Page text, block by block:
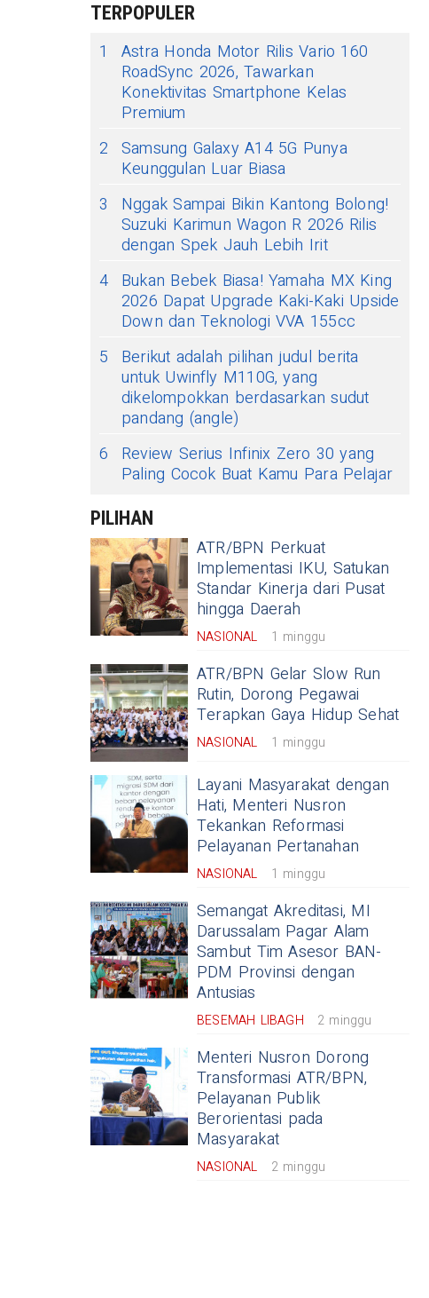
TERPOPULER
1
Astra Honda Motor Rilis Vario 160
RoadSync 2026, Tawarkan
Konektivitas Smartphone Kelas
Premium
2 Samsung Galaxy A14 5G Punya
Keunggulan Luar Biasa
3
Nggak Sampai Bikin Kantong Bolong!
Suzuki Karimun Wagon R 2026 Rilis
dengan Spek Jauh Lebih Irit
4 Bukan Bebek Biasa! Yamaha MX King
2026 Dapat Upgrade Kaki-Kaki Upside
Down dan Teknologi VVA 155cc
5
Berikut adalah pilihan judul berita
untuk Uwinfly M110G, yang
dikelompokkan berdasarkan sudut
pandang (angle)
6
Review Serius Infinix Zero 30 yang
Paling Cocok Buat Kamu Para Pelajar
PILIHAN
ATR/BPN Perkuat
Implementasi IKU, Satukan
Standar Kinerja dari Pusat
hingga Daerah
NASIONAL 1 minggu
ATR/BPN Gelar Slow Run
Rutin, Dorong Pegawai
Terapkan Gaya Hidup Sehat
NASIONAL 1 minggu
Layani Masyarakat dengan
Hati, Menteri Nusron
Tekankan Reformasi
Pelayanan Pertanahan
NASIONAL 1 minggu
Semangat Akreditasi, MI
Darussalam Pagar Alam
Sambut Tim Asesor BAN-
PDM Provinsi dengan
Antusias
BESEMAH LIBAGH 2 minggu
Menteri Nusron Dorong
Transformasi ATR/BPN,
Pelayanan Publik
Berorientasi pada
Masyarakat
NASIONAL 2 minggu